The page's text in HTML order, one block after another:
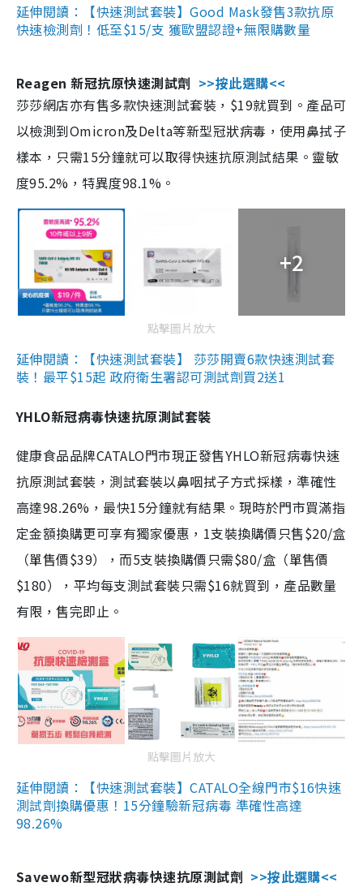
延伸閱讀：【快速測試套裝】Good Mask發售3款抗原
快速檢測劑！低至$15/支 獲歐盟認證+無限購數量
Reagen 新冠抗原快速測試劑 >>按此選購<<
莎莎網店亦有售多款快速測試套裝，$19就買到。產品可
以檢測到Omicron及Delta等新型冠狀病毒，使用鼻拭子
樣本，只需15分鐘就可以取得快速抗原測試結果。靈敏
度95.2%，特異度98.1%。
+2
點擊圖片放大
延伸閱讀：【快速測試套裝】 莎莎開賣6款快速測試套
裝！最平$15起 政府衛生署認可測試劑買2送1
YHLO新冠病毒快速抗原測試套裝
健康食品品牌CATALO門市現正發售YHLO新冠病毒快速
抗原測試套裝，測試套裝以鼻咽拭子方式採樣，準確性
高達98.26%，最快15分鐘就有結果。現時於門市買滿指
定金額換購更可享有獨家優惠，1支裝換購價只售$20/盒
（單售價$39），而5支裝換購價只需$80/盒（單售價
$180），平均每支測試套裝只需$16就買到，產品數量
有限，售完即止。
點擊圖片放大
延伸閱讀：【快速測試套裝】CATALO全線門市$16快速
測試劑換購優惠！15分鐘驗新冠病毒 準確性高達
98.26%
Savewo新型冠狀病毒快速抗原測試劑 >>按此選購<<